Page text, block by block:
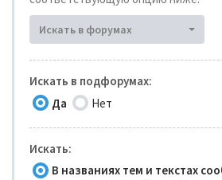
Искать в форумах
Искать в подфорумах:
Да
Нет
Искать:
В названиях тем и текстах